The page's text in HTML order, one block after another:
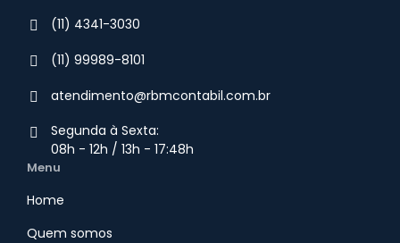
(11) 4341-3030
(11) 99989-8101
atendimento@rbmcontabil.com.br​
Segunda à Sexta:
08h - 12h / 13h - 17:48h
Menu
Home
Quem somos